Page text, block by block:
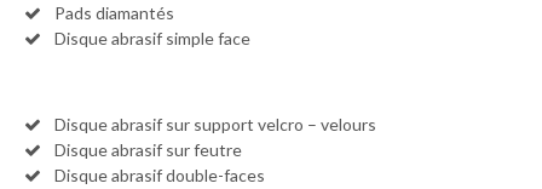
Pads diamantés
Disque abrasif simple face
Disque abrasif sur support velcro – velours
Disque abrasif sur feutre
Disque abrasif double-faces